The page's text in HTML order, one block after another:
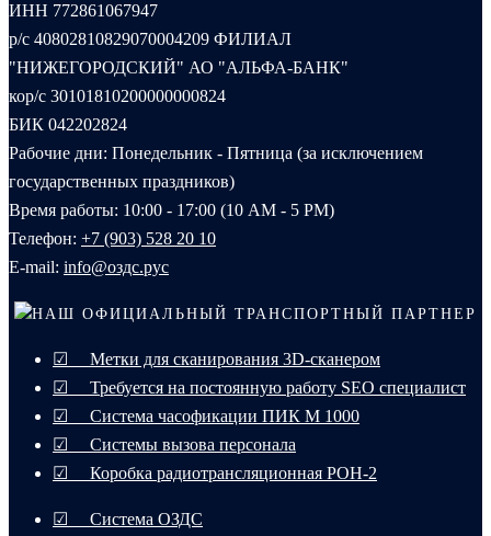
ИНН 772861067947
р/с 40802810829070004209 ФИЛИАЛ
"НИЖЕГОРОДСКИЙ" АО "АЛЬФА-БАНК"
кор/с 30101810200000000824
БИК 042202824
Рабочие дни: Понедельник - Пятница (за исключением
государственных праздников)
Время работы: 10:00 - 17:00 (10 AM - 5 PM)
Телефон: +7 (903) 528 20 10‬
E-mail: info@оздс.рус
НАШ ОФИЦИАЛЬНЫЙ ТРАНСПОРТНЫЙ ПАРТНЕР
☑ Метки для сканирования 3D-сканером
☑ Требуется на постоянную работу SEO специалист
☑ Система часофикации ПИК М 1000
☑ Системы вызова персонала
☑ Коробка радиотрансляционная РОН-2
☑ Система ОЗДС